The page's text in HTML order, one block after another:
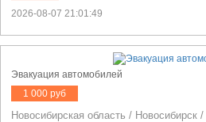
2026-08-07 21:01:49
Эвакуация автомобилей
1 000 руб
Новосибирская область / Новосибирск /